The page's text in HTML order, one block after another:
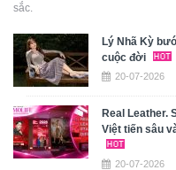
sắc.
Lý Nhã Kỳ
cuộc đời
20-07-2026
Real Leather.
Việt tiến sâu
20-07-2026